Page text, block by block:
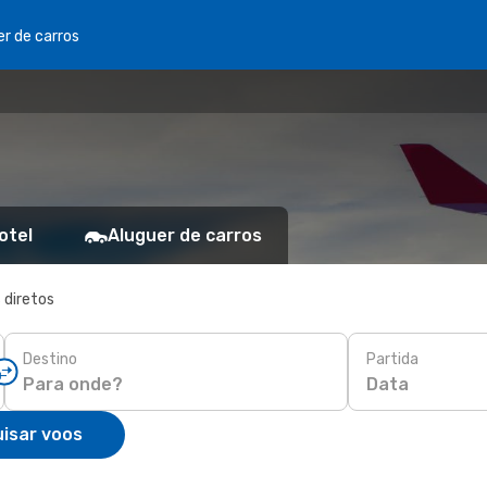
de carros
Aluguer de carros
diretos
Destino Partida
Data
voos